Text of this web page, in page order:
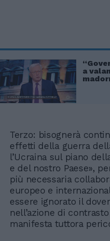
a
Terzo: bisognerà
effetti della guerra
l’Ucraina sul piano
e del nostro Paese»,
più necessaria
europeo e
essere ignorato il
nell’azione di
manifesta tuttora